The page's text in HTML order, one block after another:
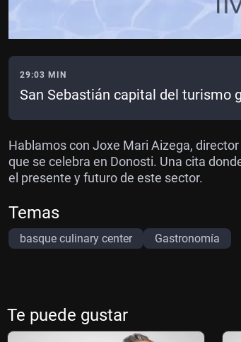
29:03 MIN
San Sebastián capital del turismo
Hablamos con Joxe Mari Aizega,
que se celebra en Donosti. Una cita
el presente y futuro de este sector.
Temas
basque culinary center Gastronomía
Te puede gustar